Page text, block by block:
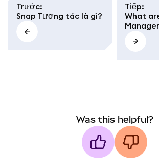
Trước:
Snap Tương tác là gì?
Tiếp:
What
Was this helpful?